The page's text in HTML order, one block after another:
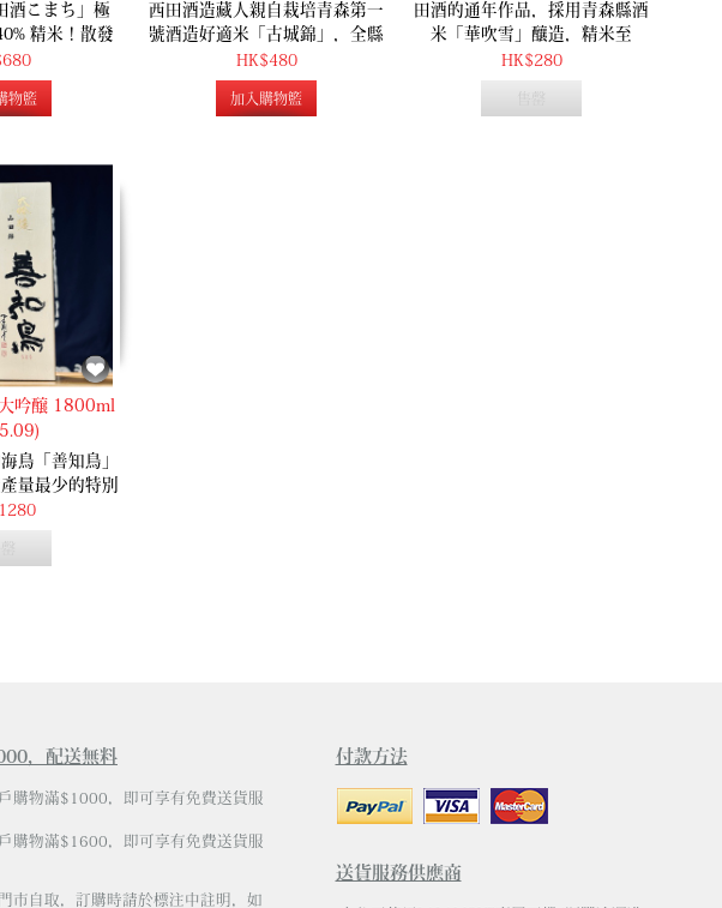
酒こまち」極
精米！散發
將優雅溫柔嘅
放，帶出極致
堪稱酒米最高
物籃
西田酒造藏人親自栽培青森第一
號酒造好適米「古城錦」，全縣
獨家！這款極少量生產嘅純米大
吟醸磨至 45%，將稀有酒米柔
軟膨脹嘅芳醇旨味完美釋放，同
HK$480
加入購物籃
田酒的通年作品，採用青森縣酒
米「華吹雪」釀造，精米至
55%，清爽輕盈的米旨香氣，簡
HK$280
吟醸 1800ml
鳥「善知鳥」
量最少的特別
錦40%精米，
，配送無料
購物滿$1000，即可享有免費送貨服
購物滿$1600，即可享有免費送貨服
市自取，訂購時請於標注中註明，如
付款方法
送貨服務供應商